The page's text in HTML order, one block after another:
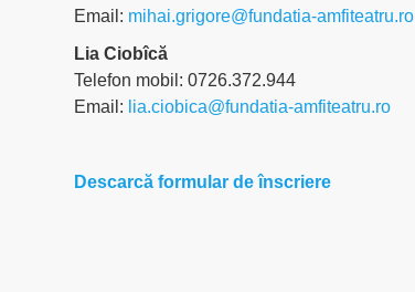
Email: mihai.grigore@fundatia-amfiteatru.ro
Lia Ciobîcă
Telefon mobil: 0726.372.944
Email: lia.ciobica@fundatia-amfiteatru.ro
Descarcă formular de înscriere